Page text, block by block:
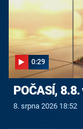
0:29
POČASÍ,
8. srpna 2026 18:52